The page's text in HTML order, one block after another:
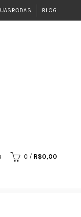
BLOG
0 / R$0,00